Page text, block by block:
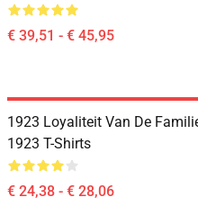
€ 39,51 - € 45,95
1923 Loyaliteit Van De
1923 T-Shirts
€ 24,38 - € 28,06